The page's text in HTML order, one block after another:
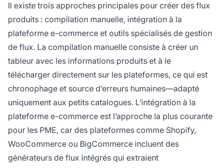
Il existe trois approches principales pour créer des flux
produits : compilation manuelle, intégration à la
plateforme e-commerce et outils spécialisés de gestion
de flux. La compilation manuelle consiste à créer un
tableur avec les informations produits et à le
télécharger directement sur les plateformes, ce qui est
chronophage et source d’erreurs humaines—adapté
uniquement aux petits catalogues. L’intégration à la
plateforme e-commerce est l’approche la plus courante
pour les PME, car des plateformes comme Shopify,
WooCommerce ou BigCommerce incluent des
générateurs de flux intégrés qui extraient